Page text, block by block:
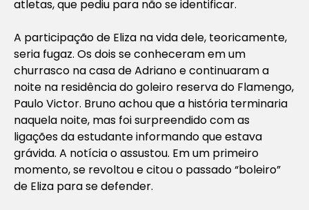
atletas, que pediu para não se identificar.
A participação de Eliza na vida dele, teoricamente,
seria fugaz. Os dois se conheceram em um
churrasco na casa de Adriano e continuaram a
noite na residência do goleiro reserva do Flamengo,
Paulo Victor. Bruno achou que a história terminaria
naquela noite, mas foi surpreendido com as
ligações da estudante informando que estava
grávida. A notícia o assustou. Em um primeiro
momento, se revoltou e citou o passado “boleiro”
de Eliza para se defender.